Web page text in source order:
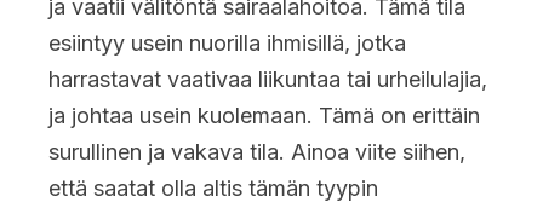
ja vaatii välitöntä sairaalahoitoa. Tämä tila
esiintyy usein nuorilla ihmisillä, jotka
harrastavat vaativaa liikuntaa tai urheilulajia,
ja johtaa usein kuolemaan. Tämä on erittäin
surullinen ja vakava tila. Ainoa viite siihen,
että saatat olla altis tämän tyypin